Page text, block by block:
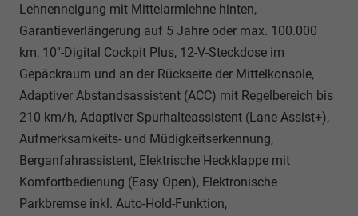
Lehnenneigung mit Mittelarmlehne hinten,
Garantieverlängerung auf 5 Jahre oder max. 100.000
km, 10''-Digital Cockpit Plus, 12-V-Steckdose im
Gepäckraum und an der Rückseite der Mittelkonsole,
Adaptiver Abstandsassistent (ACC) mit Regelbereich bis
210 km/h, Adaptiver Spurhalteassistent (Lane Assist+),
Aufmerksamkeits- und Müdigkeitserkennung,
Berganfahrassistent, Elektrische Heckklappe mit
Komfortbedienung (Easy Open), Elektronische
Parkbremse inkl. Auto-Hold-Funktion,